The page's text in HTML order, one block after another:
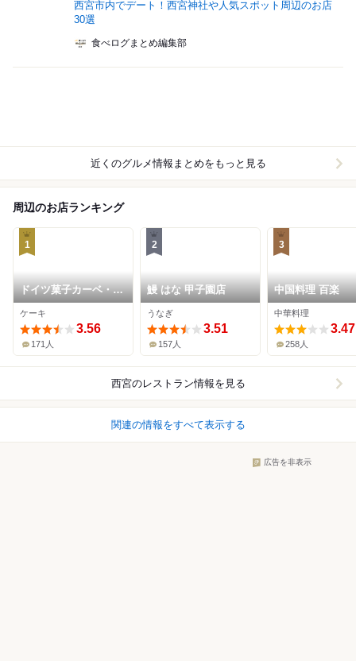
西宮市内でデート！西宮神社や人気スポット周辺のお店
30選
食べログまとめ編集部
近くのグルメ情報まとめをもっと見る
周辺のお店ランキング
1
ドイツ菓子カーベ・カ
イザー
ケーキ
3.56
171人
2
鰻 はな 甲子園店
うなぎ
3.51
157人
3
中国料理 百楽
中華料理
3.47
258人
西宮のレストラン情報を見る
関連の情報をすべて表示する
広告を非表示